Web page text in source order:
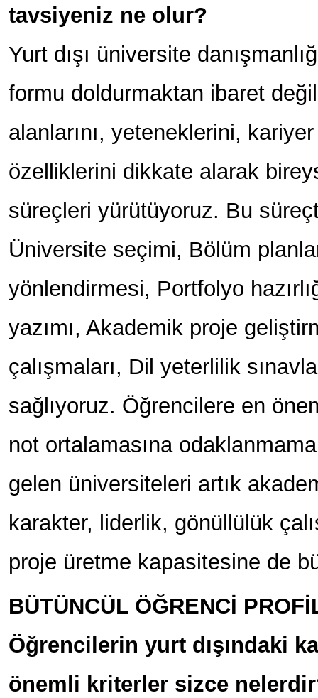
tavsiyeniz ne olur?
Yurt dışı üniversite
formu doldurmaktan ibaret
alanlarını, yeteneklerini,
özelliklerini dikkate alarak
süreçleri yürütüyoruz. Bu
Üniversite seçimi, Bölüm
yönlendirmesi, Portfolyo
yazımı, Akademik proje
çalışmaları, Dil yeterlilik
sağlıyoruz. Öğrencilere en
not ortalamasına
gelen üniversiteleri artık
karakter, liderlik, gönüllülük
proje üretme kapasitesine de
BÜTÜNCÜL ÖĞRENCİ
Öğrencilerin yurt dışındaki
önemli kriterler sizce